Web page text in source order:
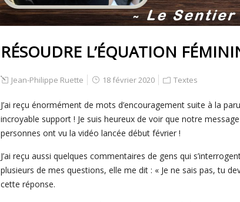
RÉSOUDRE L’ÉQUATION
Jean-Philippe Ruette 18 février 2020 Textes
J’ai reçu énormément de mots d’encouragement suite à la
incroyable support ! Je suis heureux de voir que notre
personnes ont vu la vidéo lancée début février !
J’ai reçu aussi quelques commentaires de gens qui
plusieurs de mes questions, elle me dit : « Je ne sais pas, tu
cette réponse.